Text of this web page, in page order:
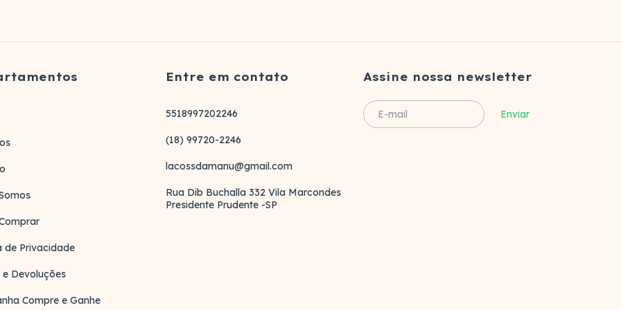
de Privacidade
e Devoluções
Compre e Ganhe
Entre em contato
5518997202246
(18) 99720-2246
lacossdamanu@gmail.com
Rua Dib Buchalla 332 Vila Marcondes
Presidente Prudente -SP
Assine nossa newsletter